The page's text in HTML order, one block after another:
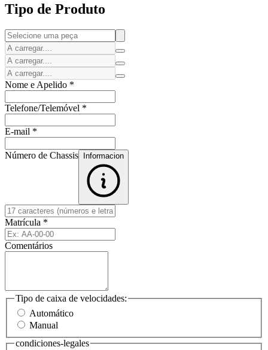
Tipo de Produto
Nome e Apelido *
Telefone/Telemóvel *
E-mail *
Número de Chassis Informacion
Matrícula *
Comentários
Tipo de caixa de velocidades:
Automático
Manual
condiciones-legales